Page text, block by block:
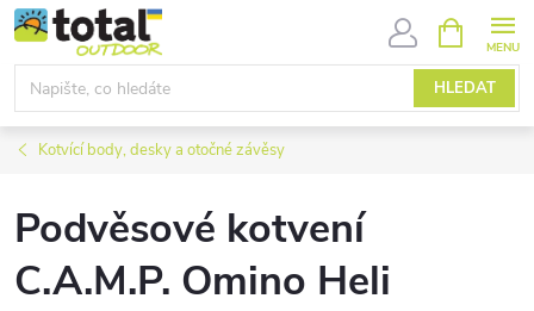
Přejít
na
obsah
HLEDAT
NÁKUPNÍ
KOŠÍK
Kotvící body, desky a otočné závěsy
Podvěsové kotvení
C.A.M.P. Omino Heli